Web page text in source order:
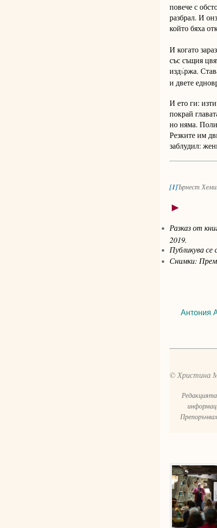
повече с
разбрал. И
който бяха
И когато
със същия
издъ́ржа.
и двете
И ето ги:
покрай
но няма.
Резките им
заблудил:
[1]Ърнест
►
Разказ от
2019.
Публикува се
Снимки:
Антония
© Христина